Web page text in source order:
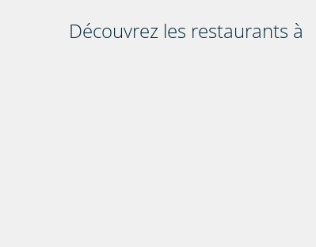
Découvrez les restaurants à